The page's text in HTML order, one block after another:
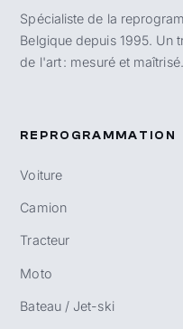
Spécialiste de la
Belgique depuis 1995. Un
de l'art : mesuré et maîtrisé.
REPROGRAMMATION
Voiture
Camion
Tracteur
Moto
Bateau / Jet-ski